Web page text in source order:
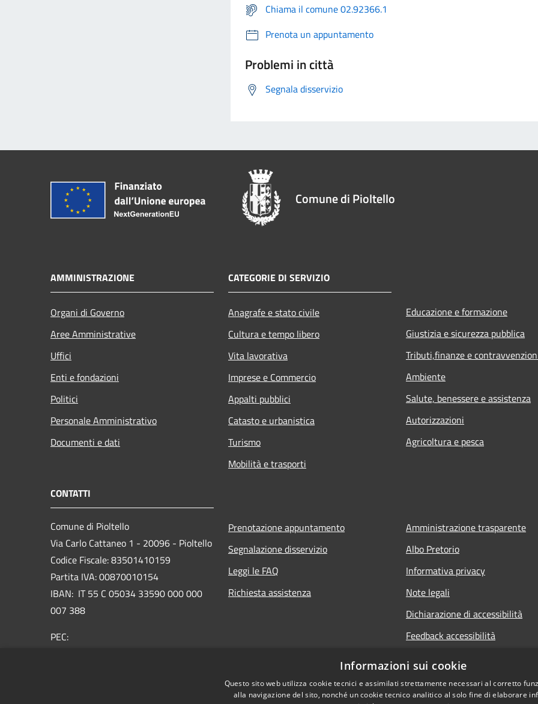
Chiama il comune 02.92366.1
Prenota un appuntamento
Problemi in città
Segnala disservizio
Comune di Pioltello
AMMINISTRAZIONE
Organi di Governo
Aree Amministrative
Uffici
Enti e fondazioni
Politici
Personale Amministrativo
Documenti e dati
CATEGORIE DI SERVIZIO
Anagrafe e stato civile
Cultura e tempo libero
Vita lavorativa
Imprese e Commercio
Appalti pubblici
Catasto e urbanistica
Turismo
Mobilità e trasporti
Educazione e formazione
Giustizia e sicurezza pubblica
Tributi,finanze e
Ambiente
Salute, benessere e assistenza
Autorizzazioni
Agricoltura e pesca
CONTATTI
Comune di Pioltello
Via Carlo Cattaneo 1 - 20096 - Pioltello
Codice Fiscale: 83501410159
Partita IVA: 00870010154
IBAN: IT 55 C 05034 33590 000 000
007 388
PEC:
Prenotazione appuntamento
Segnalazione disservizio
Leggi le FAQ
Richiesta assistenza
Amministrazione trasparente
Albo Pretorio
Informativa privacy
Note legali
Dichiarazione di accessibilità
Feedback accessibilità
personali
Informazioni sui cookie
Questo sito web utilizza cookie tecnici e assimilati strettamente necessari al corretto
alla navigazione del sito, nonché un cookie tecnico analitico al solo fine di elaborare